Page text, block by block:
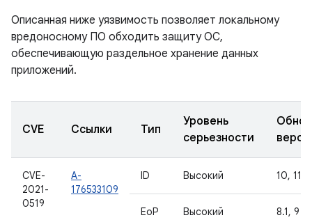
Описанная ниже уязвимость позволяет локальному
вредоносному ПО обходить защиту ОС,
обеспечивающую раздельное хранение данных
приложений.
CVE Ссылки Тип
Уровень
серьезности
CVE-
2021-
0519
A-
176533109
ID Высокий 10, 11
EoP Высокий 8.1, 9